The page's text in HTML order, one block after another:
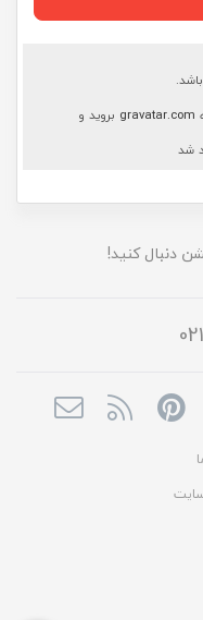
gravatar.com بروید و
شد
دنبال کنید!